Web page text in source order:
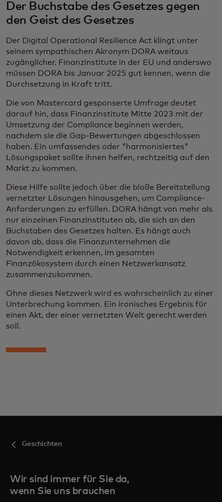
Der Buchstabe des Gesetzes gegen
den Geist des Gesetzes
Der Digital Operational Resilience Act klingt unter
seinem sympathischen Akronym DORA weitaus
zugänglicher. Finanzinstitute in der EU und anderswo
müssen DORA bis Januar 2025 gut kennen, wenn die
Durchsetzung in Kraft tritt.
Die von Mastercard gesponserte Umfrage deutet
darauf hin, dass Finanzinstitute Mitte 2023 mit der
Umsetzung der Compliance beginnen werden,
nachdem sie die Gap-Bewertungen abgeschlossen
haben. Ein umfassendes oder "harmonisiertes"
Lösungspaket sollte ihnen helfen, rechtzeitig auf den
Markt zu kommen.
Diese Hilfe sollte jedoch über die bloße Bereitstellung
vernetzter Lösungen hinausgehen, um Compliance-
Anforderungen zu erfüllen. DORA hängt von mehr als
nur einzelnen Finanzinstituten ab, die sich an den
Buchstaben des Gesetzes halten. Es hängt auch
davon ab, dass die Finanzunternehmen die
Notwendigkeit erkennen, im gesamten
Finanzökosystem durch einen Netzwerkansatz
zusammenzukommen.
Ohne dieses Netzwerk wird es wahrscheinlich zu einer
Unterbrechung kommen. Ein ironisches Ergebnis für
einen Akt, der einer vernetzten Welt gerecht werden
soll.
Geschichten
Wir sind immer für Sie da,
wenn Sie uns brauchen